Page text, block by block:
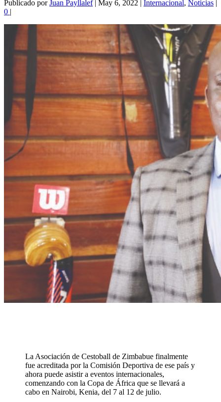
Publicado porJuan Payllalef| May 6, 2022 | Internacional, Noticias |
0 |
La Asociación de Cestoball de Zimbabue finalmente
fue acreditada por la Comisión Deportiva de ese país y
ahora puede asistir a eventos internacionales,
comenzando con la Copa de África que se llevará a
cabo en Nairobi, Kenia, del 7 al 12 de julio.